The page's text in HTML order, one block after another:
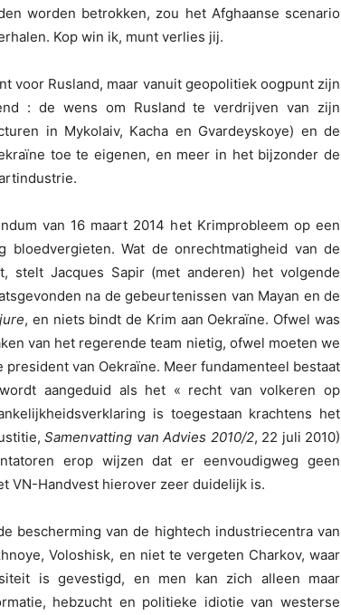
worden betrokken, zou het Afghaanse scenario
Kop win ik, munt verlies jij.
voor Rusland, maar vanuit geopolitiek oogpunt zijn
: de wens om Rusland te verdrijven van zijn
in Mykolaiv, Kacha en Gvardeyskoye) en de
toe te eigenen, en meer in het bijzonder de
van 16 maart 2014 het Krimprobleem op een
bloedvergieten. Wat de onrechtmatigheid van de
stelt Jacques Sapir (met anderen) het volgende
na de gebeurtenissen van Mayan en de
, en niets bindt de Krim aan Oekraïne. Ofwel was
van het regerende team nietig, ofwel moeten we
van Oekraïne. Meer fundamenteel bestaat
aangeduid als het « recht van volkeren op
is toegestaan krachtens het
Samenvatting van Advies 2010/2, 22 juli 2010)
erop wijzen dat er eenvoudigweg geen
VN-Handvest hierover zeer duidelijk is.
bescherming van de hightech industriecentra van
Voloshisk, en niet te vergeten Charkov, waar
is gevestigd, en men kan zich alleen maar
hebzucht en politieke idiotie van westerse